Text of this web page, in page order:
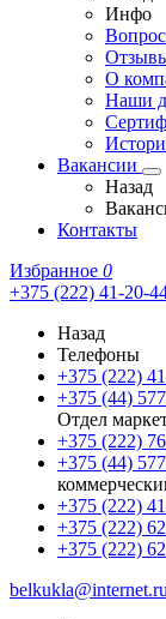
Инфо
О
Наши
Вакансии
Назад
Контакты
Избранное 0
+375 (222) 41-20-
Назад
Телефоны
+375 (222)
+375 (44)
Отдел
+375 (222)
+375 (44)
+375 (222)
+375 (222)
+375 (222)
belkukla@internet.ru